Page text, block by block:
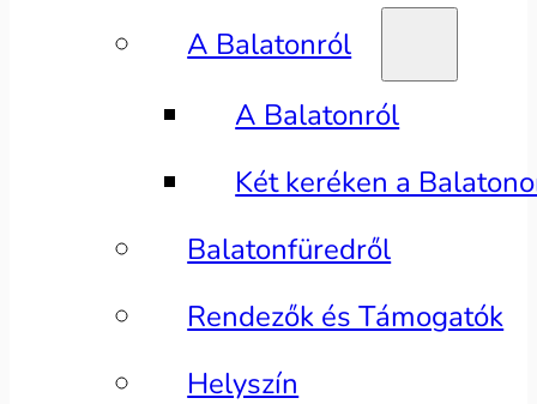
A Balatonról
A Balatonról
Két keréken a
Balatonfüredről
Rendezők és Támogatók
Helyszín